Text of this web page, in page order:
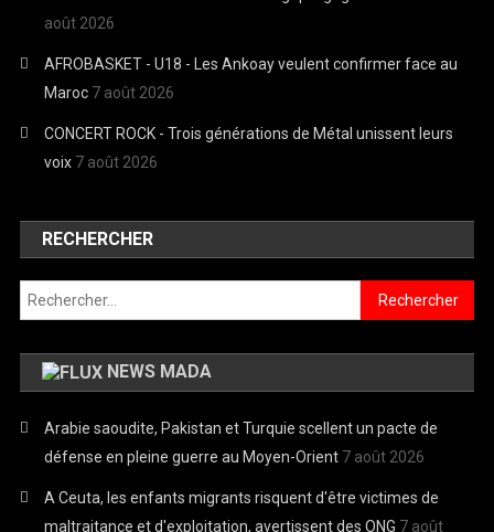
août 2026
AFROBASKET - U18 - Les Ankoay veulent confirmer face au
Maroc 7 août 2026
CONCERT ROCK - Trois générations de Métal unissent leurs
voix 7 août 2026
RECHERCHER
Rechercher :
NEWS MADA
Arabie saoudite, Pakistan et Turquie scellent un pacte de
défense en pleine guerre au Moyen-Orient 7 août 2026
A Ceuta, les enfants migrants risquent d'être victimes de
maltraitance et d'exploitation, avertissent des ONG 7 août